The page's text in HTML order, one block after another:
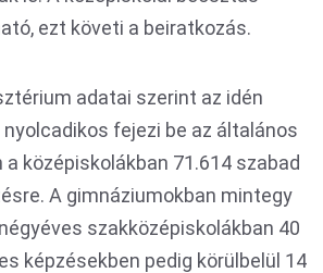
ezt követi a beiratkozás.
adatai szerint az idén
fejezi be az általános
középiskolákban 71.614 szabad
A gimnáziumokban mintegy
szakközépiskolákban 40
képzésekben pedig körülbelül 14